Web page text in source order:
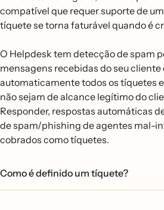
compatível que requer suporte de
tíquete se torna faturável quando é
O Helpdesk tem detecção de spam
mensagens recebidas do seu cliente
automaticamente todos os tíquetes
não sejam de alcance legítimo do
Responder, respostas automáticas
de spam/phishing de agentes mal-
cobrados como tíquetes.
Como é definido um tíquete?